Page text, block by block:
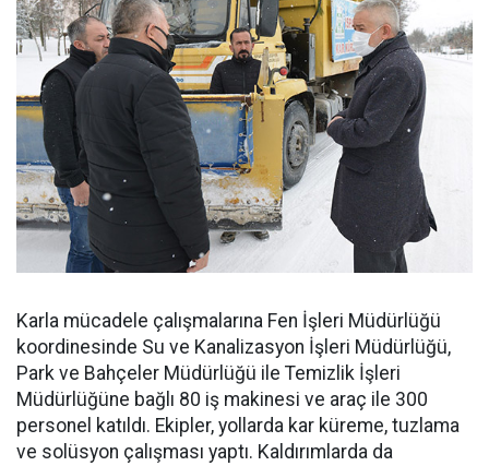
Karla mücadele çalışmalarına Fen İşleri Müdürlüğü
koordinesinde Su ve Kanalizasyon İşleri Müdürlüğü,
Park ve Bahçeler Müdürlüğü ile Temizlik İşleri
Müdürlüğüne bağlı 80 iş makinesi ve araç ile 300
personel katıldı. Ekipler, yollarda kar küreme, tuzlama
ve solüsyon çalışması yaptı. Kaldırımlarda da